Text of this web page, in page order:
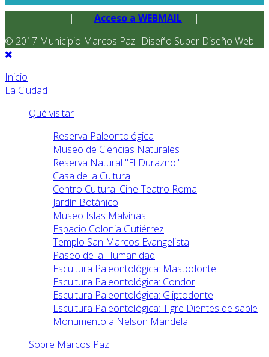
|| Acceso a WEBMAIL
||
© 2017 Municipio Marcos Paz- Diseño Super Diseño Web
Inicio
La Ciudad
Qué visitar
Reserva Paleontológica
Museo de Ciencias Naturales
Reserva Natural "El Durazno"
Casa de la Cultura
Centro Cultural Cine Teatro Roma
Jardín Botánico
Museo Islas Malvinas
Espacio Colonia Gutiérrez
Templo San Marcos Evangelista
Paseo de la Humanidad
Escultura Paleontológica: Mastodonte
Escultura Paleontológica: Condor
Escultura Paleontológica: Gliptodonte
Escultura Paleontológica: Tigre Dientes de sable
Monumento a Nelson Mandela
Sobre Marcos Paz